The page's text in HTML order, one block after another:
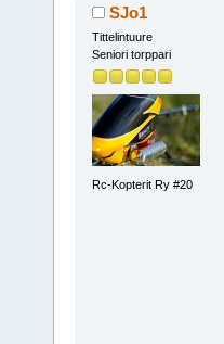
SJo1
Tittelintuure
Seniori torppari
Rc-Kopterit Ry #20